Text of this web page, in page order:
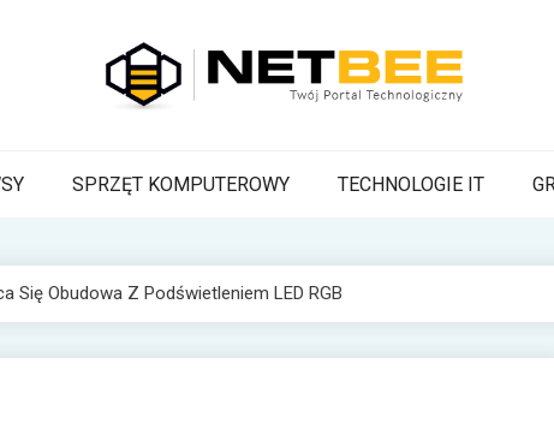
SPRZĘT KOMPUTEROWY TECHNOLOGIE IT
Się Obudowa Z Podświetleniem LED RGB